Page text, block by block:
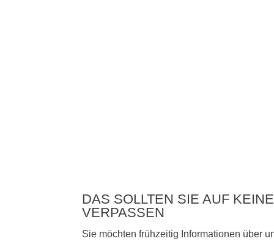
DAS SOLLTEN SIE AUF
VERPASSEN
Sie möchten frühzeitig Informationen über